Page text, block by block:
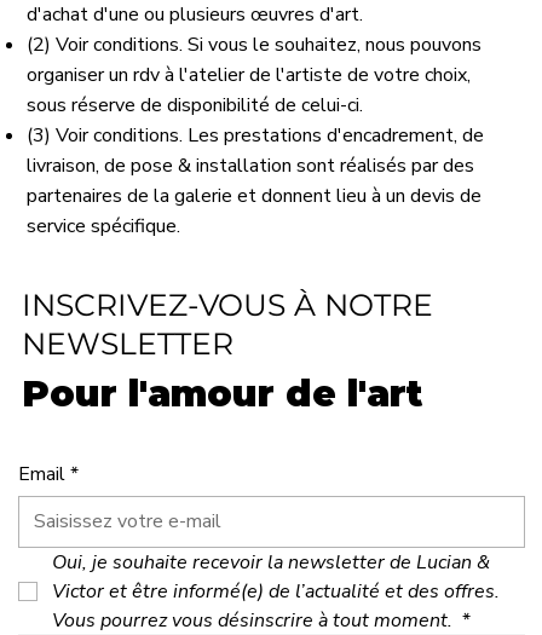
d'achat d'une ou plusieurs œuvres d'art.
(2) Voir conditions. Si vous le souhaitez, nous pouvons
organiser un rdv à l'atelier de l'artiste de votre choix,
sous réserve de disponibilité de celui-ci.
(3) Voir conditions. Les prestations d'encadrement, de
livraison, de pose & installation sont réalisés par des
partenaires de la galerie et donnent lieu à un devis de
service spécifique.
Email*
Oui, je souhaite recevoir la newsletter de Lucian &
Victor et être informé(e) de l’actualité et des offres.
Vous pourrez vous désinscrire à tout moment. *
INSCRIVEZ-VOUS À NOTRE
NEWSLETTER
Pour l'amour de l'art